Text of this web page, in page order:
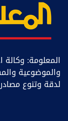
المعلومة: وكالة
والموضوعية
لدقة وتنوع